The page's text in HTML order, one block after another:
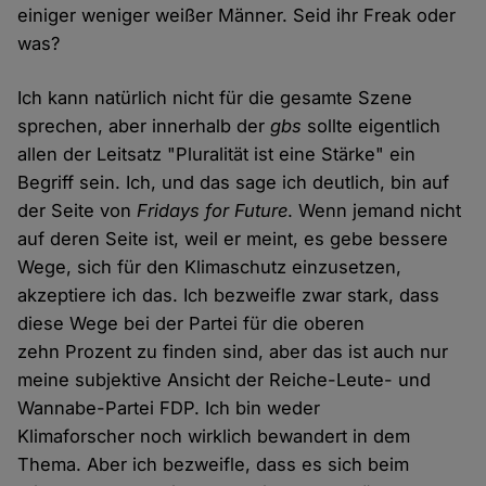
einiger weniger weißer Männer. Seid ihr Freak oder
was?
Ich kann natürlich nicht für die gesamte Szene
sprechen, aber innerhalb dergbs sollte eigentlich
allen der Leitsatz "Pluralität ist eine Stärke" ein
Begriff sein. Ich, und das sage ich deutlich, bin auf
der Seite vonFridays for Future. Wenn jemand nicht
auf deren Seite ist, weil er meint, es gebe bessere
Wege, sich für den Klimaschutz einzusetzen,
akzeptiere ich das. Ich bezweifle zwar stark, dass
diese Wege bei der Partei für die oberen
zehn Prozent zu finden sind, aber das ist auch nur
meine subjektive Ansicht der Reiche-Leute- und
Wannabe-Partei FDP. Ich bin weder
Klimaforscher noch wirklich bewandert in dem
Thema. Aber ich bezweifle, dass es sich beim